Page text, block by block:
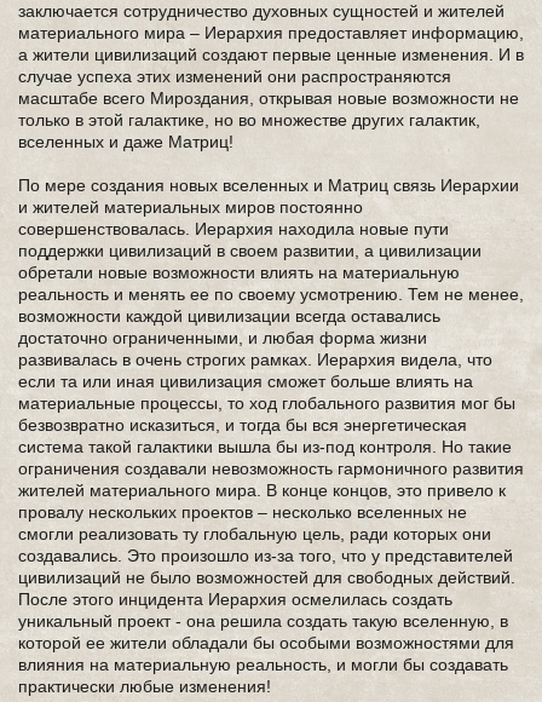
заключается сотрудничество духовных сущностей и жителей
материального мира – Иерархия предоставляет информацию,
а жители цивилизаций создают первые ценные изменения. И в
случае успеха этих изменений они распространяются
масштабе всего Мироздания, открывая новые возможности не
только в этой галактике, но во множестве других галактик,
вселенных и даже Матриц!
По мере создания новых вселенных и Матриц связь Иерархии
и жителей материальных миров постоянно
совершенствовалась. Иерархия находила новые пути
поддержки цивилизаций в своем развитии, а цивилизации
обретали новые возможности влиять на материальную
реальность и менять ее по своему усмотрению. Тем не менее,
возможности каждой цивилизации всегда оставались
достаточно ограниченными, и любая форма жизни
развивалась в очень строгих рамках. Иерархия видела, что
если та или иная цивилизация сможет больше влиять на
материальные процессы, то ход глобального развития мог бы
безвозвратно исказиться, и тогда бы вся энергетическая
система такой галактики вышла бы из-под контроля. Но такие
ограничения создавали невозможность гармоничного развития
жителей материального мира. В конце концов, это привело к
провалу нескольких проектов – несколько вселенных не
смогли реализовать ту глобальную цель, ради которых они
создавались. Это произошло из-за того, что у представителей
цивилизаций не было возможностей для свободных действий.
После этого инцидента Иерархия осмелилась создать
уникальный проект - она решила создать такую вселенную, в
которой ее жители обладали бы особыми возможностями для
влияния на материальную реальность, и могли бы создавать
практически любые изменения!